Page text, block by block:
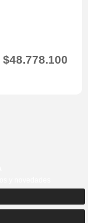
$48.778.100